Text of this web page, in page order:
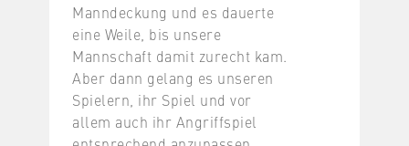
Manndeckung und es dauerte
eine Weile, bis unsere
Mannschaft damit zurecht kam.
Aber dann gelang es unseren
Spielern, ihr Spiel und vor
allem auch ihr Angriffspiel